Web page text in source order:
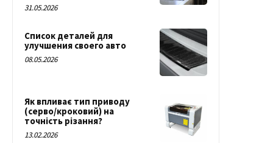
31.05.2026
Список деталей для
улучшения своего авто
08.05.2026
Як впливає тип приводу
(серво/кроковий) на
точність різання?
13.02.2026